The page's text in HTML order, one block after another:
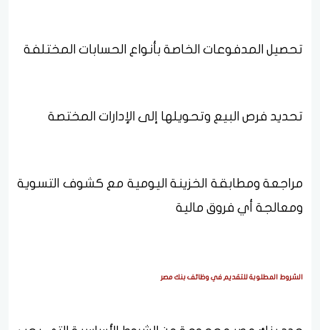
تحصيل المدفوعات الخاصة بأنواع الحسابات المختلفة
تحديد فرص البيع وتحويلها إلى الإدارات المختصة
مراجعة ومطابقة الخزينة اليومية مع كشوف التسوية
ومعالجة أي فروق مالية
الشروط المطلوبة للتقديم في وظائف بنك مصر